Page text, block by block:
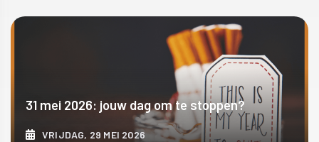
ONTDEK MEER
31 mei 2026: jouw dag om te stoppen?
VRIJDAG, 29 MEI 2026